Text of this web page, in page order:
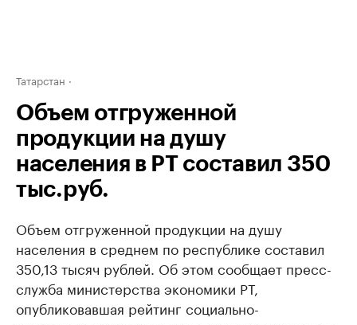
Татарстан
Объем отгруженной
продукции на душу
населения в РТ составил 350
тыс.руб.
Объем отгруженной продукции на душу
населения в среднем по республике составил
350,13 тысяч рублей. Об этом сообщает пресс-
служба министерства экономики РТ,
опубликовавшая рейтинг социально-